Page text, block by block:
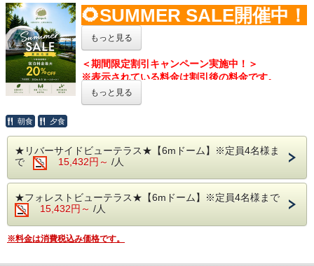
ランド魚、
さらに那須高原産のフレッシュ野菜を中心とした厳
選素材を楽しめます。
【ベッド】
寝具は触れた瞬間誰もが感動す「Limne(リムネ)マ
ットレス」
至極の眠りをご堪能下さい♪
本物の源泉かけ流しを楽しめる、無加水、無循環。
純度100％の天然温泉◎
体をじんわりとほぐす少しぬるめの温泉で那須塩原
の豊かな自然、澄んだ空気の中
実にのんびりと心ほぐす豊かな時間をお過ごし頂け
ます＾＾
【 注意事項 】
◆冬季は17時頃、夏季は17時半頃に御食事をお持
🌻SUMMER SALE開催中！
🌻
ボードゲームでおこもりプラン✨
●UNO、トランプなど定番ゲームから今話題のあの
ボードゲームを無料貸出！
場合もございますのでご了承ください。)
●ボードゲームは大切に扱い、遊んだあとはフロン
トに戻していただくようお願いいたします。
(故意の紛失、損壊はお客様に請求する場合がござ
います。)
【 お食事 】
夕食は赤沢温泉旅館で楽しむ和洋折衷の「創作料
もっと見る
＜期間限定割引キャンペーン実施中！＞
※表示されている料金は割引後の料金です。
​※キャンペーンは予告なく終了する場合がございま
す。
もっと見る
朝食 夕食
★リバーサイドビューテラス★【6mドーム】※定員4名様ま
で
15,432円～ /人
★フォレストビューテラス★【6mドーム】※定員4名様まで
15,432円～ /人
※料金は消費税込み価格です。